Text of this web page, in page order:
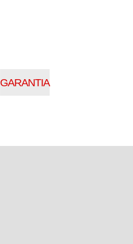
GARANTIA